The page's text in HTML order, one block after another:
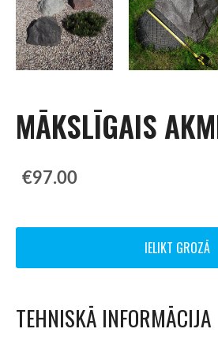
MĀKSLĪGAIS
€97.00
IELIKT GROZĀ
TEHNISKĀ INFORMĀCIJA